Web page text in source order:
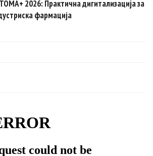
2026: Практична дигитализација за
фармација